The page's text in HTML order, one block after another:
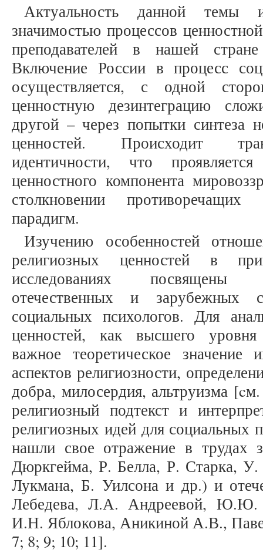
Актуальность данной темы
значимостью процессов
преподавателей в нашей
Включение России в процесс
осуществляется, с одной
ценностную дезинтеграцию
другой – через попытки синтеза
ценностей. Происходит
идентичности, что
ценностного компонента
столкновении
парадигм.
Изучению особенностей
религиозных ценностей в
исследованиях посвящены
отечественных и зарубежных
социальных психологов. Для
ценностей, как высшего
важное теоретическое значение
аспектов религиозности,
добра, милосердия, альтруизма
религиозный подтекст и
религиозных идей для социальных
нашли свое отражение в
Дюркгейма, Р. Белла, Р. Старка,
Лукмана, Б. Уилсона и др.) и
Лебедева, Л.А. Андреевой, Ю.Ю.
И.Н. Яблокова, Аникиной А.В.,
7; 8; 9; 10; 11].